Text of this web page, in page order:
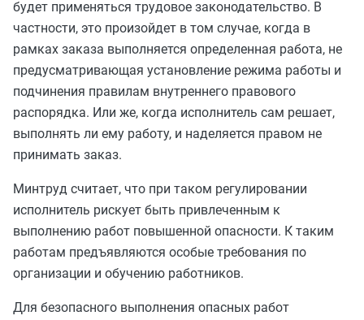
будет применяться трудовое законодательство. В
частности, это произойдет в том случае, когда в
рамках заказа выполняется определенная работа, не
предусматривающая установление режима работы и
подчинения правилам внутреннего правового
распорядка. Или же, когда исполнитель сам решает,
выполнять ли ему работу, и наделяется правом не
принимать заказ.
Минтруд считает, что при таком регулировании
исполнитель рискует быть привлеченным к
выполнению работ повышенной опасности. К таким
работам предъявляются особые требования по
организации и обучению работников.
Для безопасного выполнения опасных работ